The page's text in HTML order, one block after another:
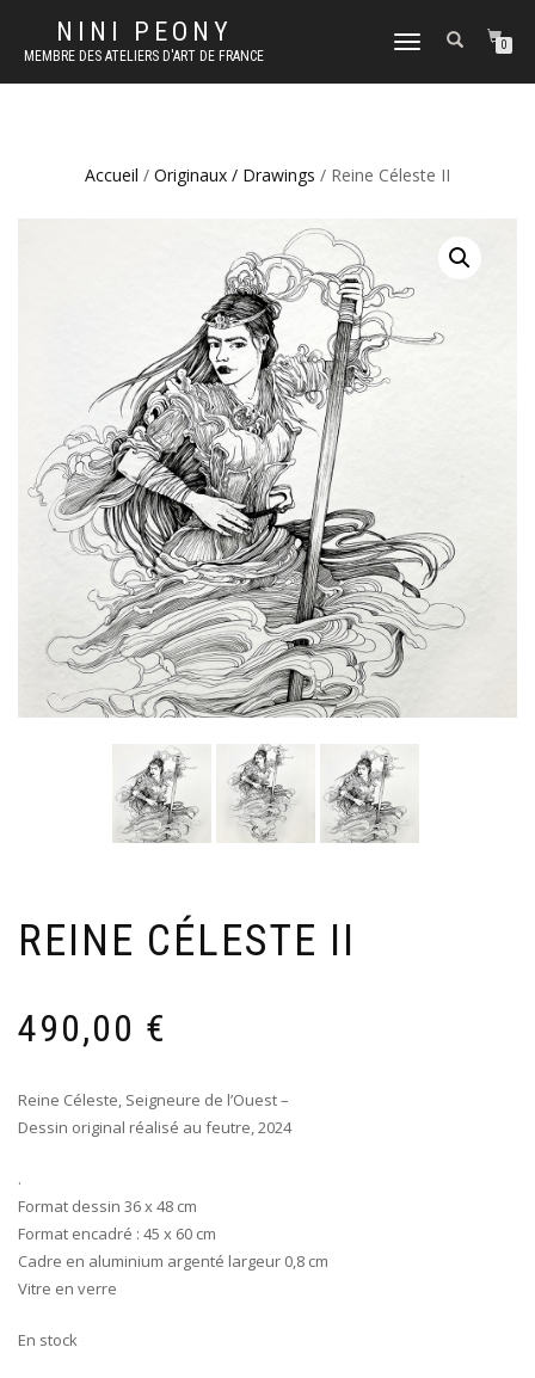
NINI PEONY
MEMBRE DES ATELIERS D'ART DE FRANCE
DÉPLIER
NAVIGATION
0
Accueil / Originaux / Drawings / Reine Céleste II
REINE CÉLESTE II
490,00 €
Reine Céleste, Seigneure de l’Ouest –
Dessin original réalisé au feutre, 2024
.
Format dessin 36 x 48 cm
Format encadré : 45 x 60 cm
Cadre en aluminium argenté largeur 0,8 cm
Vitre en verre
En stock